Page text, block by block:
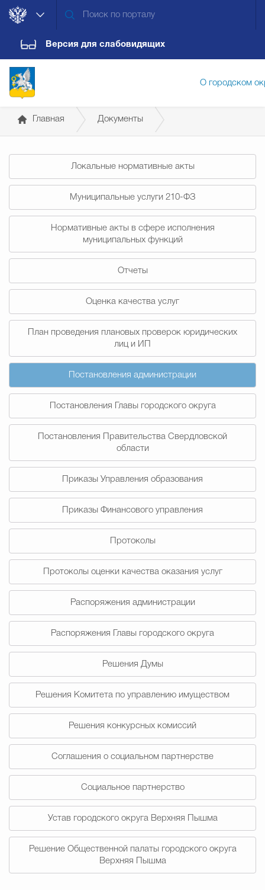
Версия для слабовидящих
О городском
Дума городского округа
Новости Обращения граждан
Противодействие
Муниципальные
Счётная палата Городского
Гостям Городского
Общественная
Градостроительство и
Государственные организации
Главная Документы
Локальные нормативные акты
Муниципальные услуги 210-ФЗ
Нормативные акты в сфере исполнения
муниципальных функций
Отчеты
Оценка качества услуг
План проведения плановых проверок юридических
лиц и ИП
Постановления администрации
Постановления Главы городского округа
Постановления Правительства Свердловской
области
Приказы Управления образования
Приказы Финансового управления
Протоколы
Протоколы оценки качества оказания услуг
Распоряжения администрации
Распоряжения Главы городского округа
Решения Думы
Решения Комитета по управлению имуществом
Решения конкурсных комиссий
Соглашения о социальном партнерстве
Социальное партнерство
Устав городского округа Верхняя Пышма
Решение Общественной палаты городского округа
Верхняя Пышма